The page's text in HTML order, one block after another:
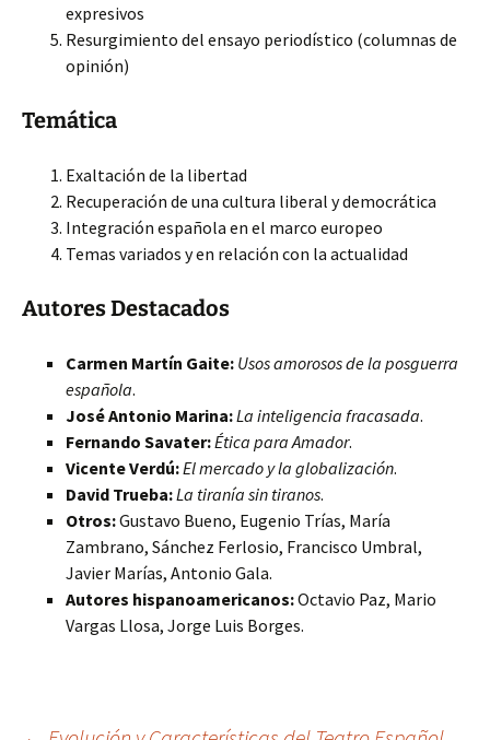
expresivos
Resurgimiento del ensayo periodístico (columnas de
opinión)
Temática
Exaltación de la libertad
Recuperación de una cultura liberal y democrática
Integración española en el marco europeo
Temas variados y en relación con la actualidad
Autores Destacados
Carmen Martín Gaite: Usos amorosos de la posguerra
española.
José Antonio Marina:La inteligencia fracasada.
Fernando Savater:Ética para Amador.
Vicente Verdú:El mercado y la globalización.
David Trueba:La tiranía sin tiranos.
Otros:Gustavo Bueno, Eugenio Trías, María
Zambrano, Sánchez Ferlosio, Francisco Umbral,
Javier Marías, Antonio Gala.
Autores hispanoamericanos:Octavio Paz, Mario
Vargas Llosa, Jorge Luis Borges.